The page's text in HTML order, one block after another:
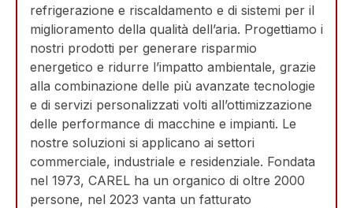
refrigerazione e riscaldamento e di sistemi per il
miglioramento della qualità dell’aria. Progettiamo i
nostri prodotti per generare risparmio
energetico e ridurre l’impatto ambientale, grazie
alla combinazione delle più avanzate tecnologie
e di servizi personalizzati volti all’ottimizzazione
delle performance di macchine e impianti. Le
nostre soluzioni si applicano ai settori
commerciale, industriale e residenziale. Fondata
nel 1973, CAREL ha un organico di oltre 2000
persone, nel 2023 vanta un fatturato